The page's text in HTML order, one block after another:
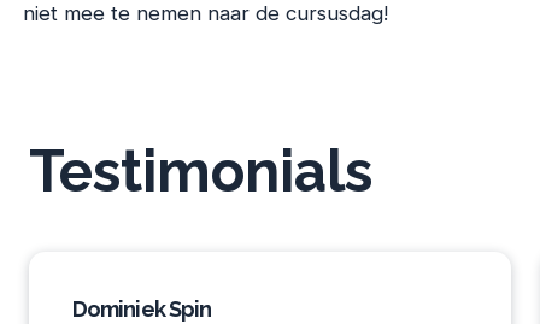
niet mee te nemen naar de cursusdag!
Testimonials
Dominiek Spin